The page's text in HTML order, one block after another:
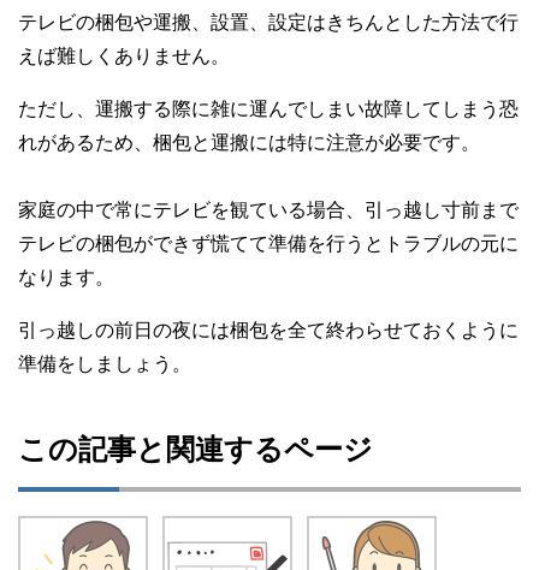
テレビの梱包や運搬、設置、設定はきちんとした方法で行
えば難しくありません。
ただし、運搬する際に雑に運んでしまい故障してしまう恐
れがあるため、梱包と運搬には特に注意が必要です。
家庭の中で常にテレビを観ている場合、引っ越し寸前まで
テレビの梱包ができず慌てて準備を行うとトラブルの元に
なります。
引っ越しの前日の夜には梱包を全て終わらせておくように
準備をしましょう。
この記事と関連するページ